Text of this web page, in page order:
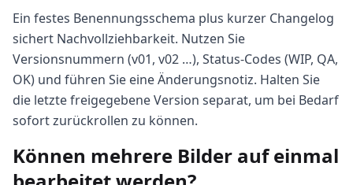
Ein festes Benennungsschema plus kurzer Changelog
sichert Nachvollziehbarkeit. Nutzen Sie
Versionsnummern (v01, v02 …), Status-Codes (WIP, QA,
OK) und führen Sie eine Änderungsnotiz. Halten Sie
die letzte freigegebene Version separat, um bei Bedarf
sofort zurückrollen zu können.
Können mehrere Bilder auf einmal